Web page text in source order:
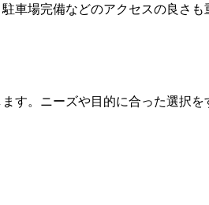
車場完備などのアクセスの良さも
す。ニーズや目的に合った選択